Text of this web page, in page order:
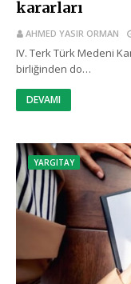
kararları
AHMED YASIR ORMAN
IV. Terk Türk Medeni
birliğinden do…
DEVAMI
YARGITAY